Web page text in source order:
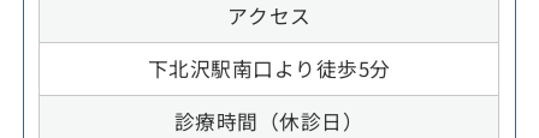
アクセス
下北沢駅南口より徒歩5分
診療時間（休診日）